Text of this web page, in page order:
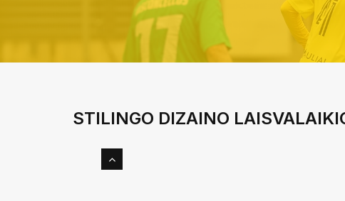
STILINGO DIZAINO